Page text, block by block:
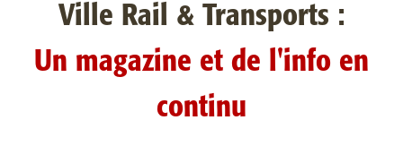
Ville Rail & Transports :
Un magazine et de l'info en
continu